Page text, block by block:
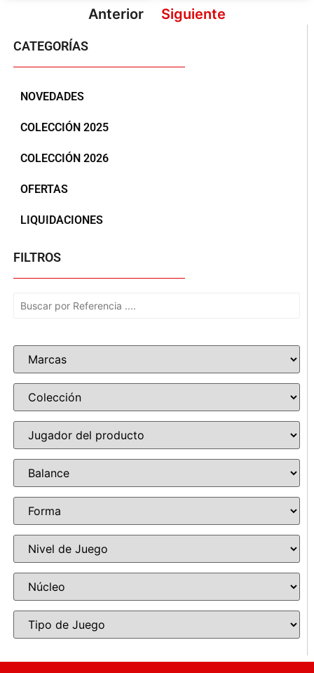
CATEGORÍAS
NOVEDADES
COLECCIÓN 2025
COLECCIÓN 2026
OFERTAS
LIQUIDACIONES
FILTROS
Anterior Siguiente